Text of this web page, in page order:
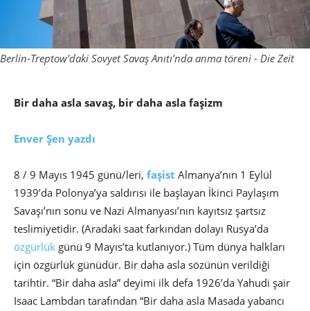
Berlin-Treptow'daki Sovyet Savaş Anıtı'nda anma töreni - Die Zeit
Bir daha asla savaş, bir daha asla faşizm
Enver Şen yazdı
8 / 9 Mayıs 1945 günü/leri, faşist Almanya’nın 1 Eylül
1939’da Polonya’ya saldırısı ile başlayan İkinci Paylaşım
Savaşı’nın sonu ve Nazi Almanyası’nın kayıtsız şartsız
teslimiyetidir. (Aradaki saat farkından dolayı Rusya’da
özgürlük günü 9 Mayıs’ta kutlanıyor.) Tüm dünya halkları
için özgürlük günüdür. Bir daha asla sözünün verildiği
tarihtir. “Bir daha asla” deyimi ilk defa 1926’da Yahudi şair
Isaac Lambdan tarafından “Bir daha asla Masada yabancı